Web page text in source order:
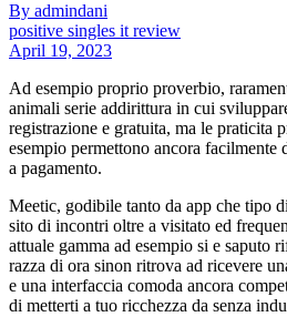
By admindani
positive singles it review
April 19, 2023
Ad esempio proprio proverbio,
animali serie addirittura in cui
registrazione e gratuita, ma le praticita
esempio permettono ancora facilmente
a pagamento.
Meetic, godibile tanto da app che tipo
sito di incontri oltre a visitato ed
attuale gamma ad esempio si e saputo
razza di ora sinon ritrova ad ricevere
e una interfaccia comoda ancora
di metterti a tuo ricchezza da senza